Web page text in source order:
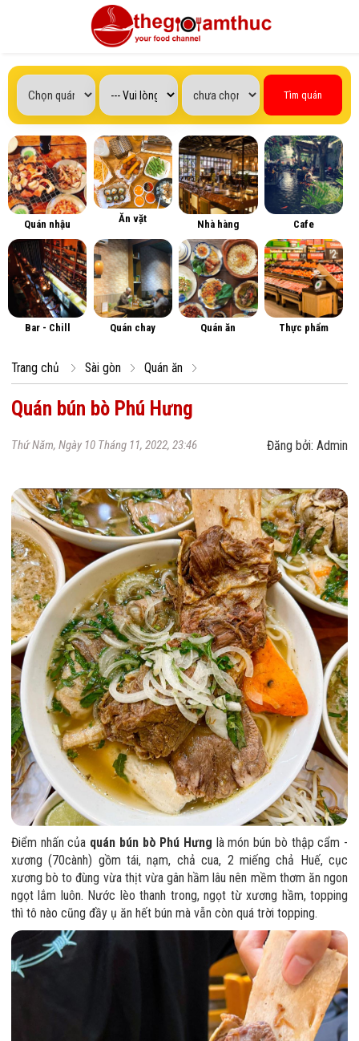
Tìm quán
Quán nhậu
Ăn vặt
Nhà hàng Cafe
Bar - Chill Quán chay Quán ăn Thực phẩm
Trang chủ Sài gòn Quán ăn
Quán bún bò Phú Hưng
Thứ Năm, Ngày 10 Tháng 11, 2022, 23:46 Đăng bởi: Admin
Điểm nhấn của quán bún bò Phú Hưng là món bún bò thập cẩm -
xương (70cành) gồm tái, nạm, chả cua, 2 miếng chả Huế, cục
xương bò to đùng vừa thịt vừa gân hầm lâu nên mềm thơm ăn ngon
ngọt lắm luôn. Nước lèo thanh trong, ngọt từ xương hầm, topping
thì tô nào cũng đầy ụ ăn hết bún mà vẫn còn quá trời topping.